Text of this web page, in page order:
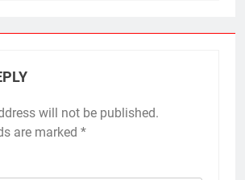
will not be published.
are marked *